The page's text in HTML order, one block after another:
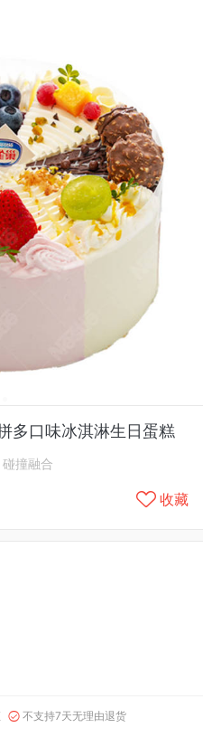
多口味冰淇淋生日蛋糕
撞融合
收藏
 不支持7天无理由退货